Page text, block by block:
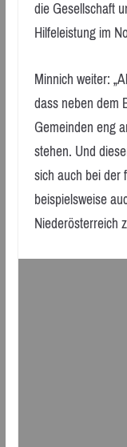
die Gesellschaft
Hilfeleistung im
Minnich weiter:
dass neben dem
Gemeinden eng
stehen. Und
sich auch bei der
beispielsweise
Niederösterreich